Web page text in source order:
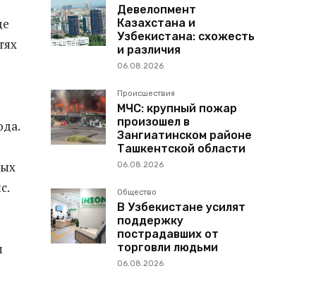
Девелопмент
Казахстана и
Узбекистана: схожесть
и различия
06.08.2026
Происшествия
МЧС: крупный пожар
произошел в
Зангиатинском районе
Ташкентской области
06.08.2026
Общество
В Узбекистане усилят
поддержку
пострадавших от
торговли людьми
06.08.2026